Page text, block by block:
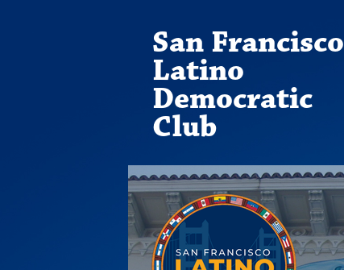
San Francisco
Latino
Democratic
Club